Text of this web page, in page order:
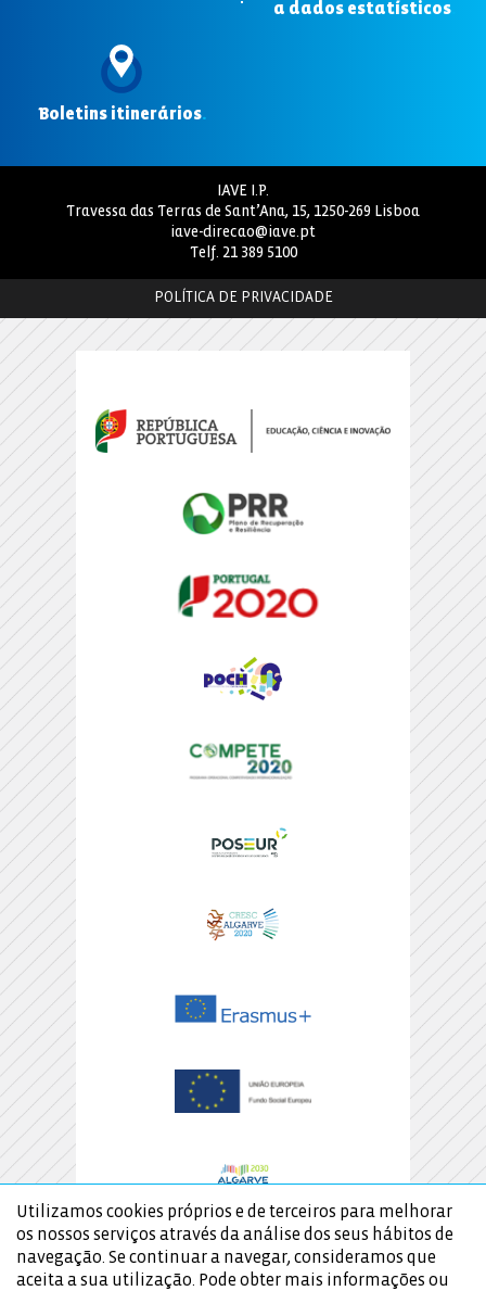
a dados estatísticos
Boletins itinerários.
IAVE I.P.
Travessa das Terras de Sant’Ana, 15, 1250-269 Lisboa
iave-direcao@iave.pt
Telf. 21 389 5100
POLÍTICA DE PRIVACIDADE
Utilizamos cookies próprios e de terceiros para melhorar
os nossos serviços através da análise dos seus hábitos de
navegação. Se continuar a navegar, consideramos que
aceita a sua utilização. Pode obter mais informações ou